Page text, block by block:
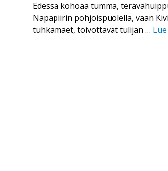
Edessä kohoaa tumma,
Napapiirin pohjoispuolella, vaan
tuhkamäet, toivottavat tulijan …